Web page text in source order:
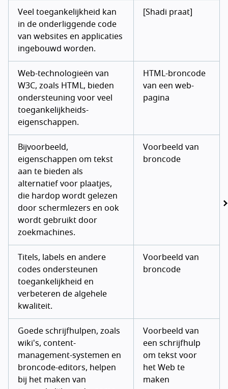
Veel toegankelijkheid kan
in de onderliggende code
van websites en applicaties
ingebouwd worden.
[Shadi praat]
Web-technologieën van
W3C, zoals HTML, bieden
ondersteuning voor veel
toegankelijkheids-
eigenschappen.
HTML-broncode
van een web-
pagina
Bijvoorbeeld,
eigenschappen om tekst
aan te bieden als
alternatief voor plaatjes,
die hardop wordt gelezen
door schermlezers en ook
wordt gebruikt door
zoekmachines.
Voorbeeld van
broncode
Titels, labels en andere
codes ondersteunen
toegankelijkheid en
verbeteren de algehele
kwaliteit.
Voorbeeld van
broncode
Goede schrijfhulpen, zoals
wiki's, content-
management-systemen en
broncode-editors, helpen
bij het maken van
Voorbeeld van
een schrijfhulp
om tekst voor
het Web te
maken